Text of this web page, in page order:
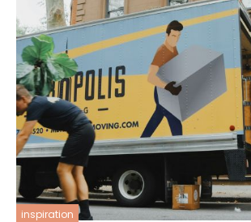
inspiration